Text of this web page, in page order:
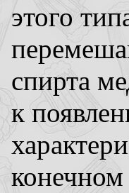
этого
спирта
к
конечном